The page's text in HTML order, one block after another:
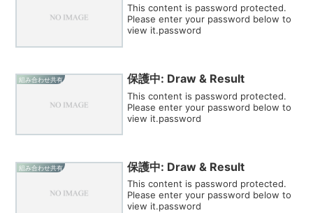
This content is password protected.
Please enter your password below to
view it.password
組み合わせ共有 保護中: Draw & Result
This content is password protected.
Please enter your password below to
view it.password
組み合わせ共有 保護中: Draw & Result
This content is password protected.
Please enter your password below to
view it.password